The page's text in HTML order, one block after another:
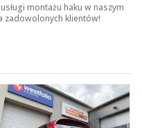
montażu haku w naszym
zadowolonych klientów!